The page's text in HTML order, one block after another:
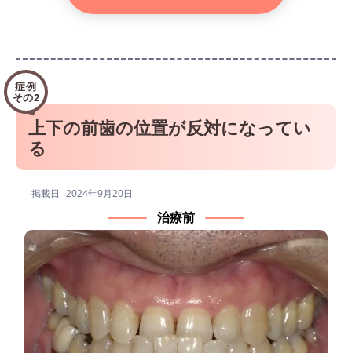
症例
その2
上下の前歯の位置が反対になってい
る
掲載日 2024年9月20日
治療前